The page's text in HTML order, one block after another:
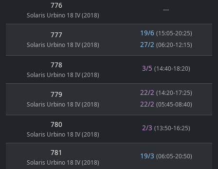
776
Solaris Urbino 18 IV (2018)
---
777
Solaris Urbino 18 IV (2018)
19/6 (15:05-20:25)
27/2 (06:20-12:15)
778
Solaris Urbino 18 IV (2018)
3/5 (14:40-18:20)
779
Solaris Urbino 18 IV (2018)
22/2 (14:20-17:25)
22/2 (05:45-08:40)
780
Solaris Urbino 18 IV (2018)
2/3 (13:50-16:25)
781
Solaris Urbino 18 IV (2018)
19/3 (06:05-20:50)